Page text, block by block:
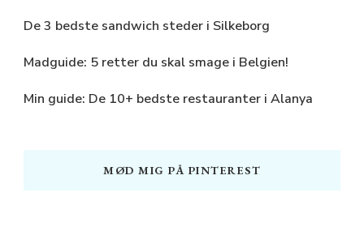
De 3 bedste sandwich steder i Silkeborg
Madguide: 5 retter du skal smage i Belgien!
Min guide: De 10+ bedste restauranter i Alanya
MØD MIG PÅ PINTEREST